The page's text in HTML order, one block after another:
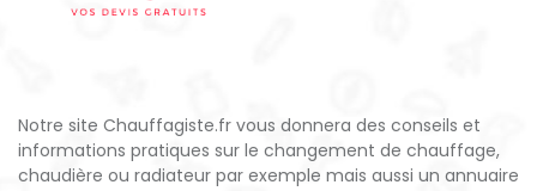
Notre site Chauffagiste.fr vous donnera des conseils et
informations pratiques sur le changement de chauffage,
chaudière ou radiateur par exemple mais aussi un annuaire